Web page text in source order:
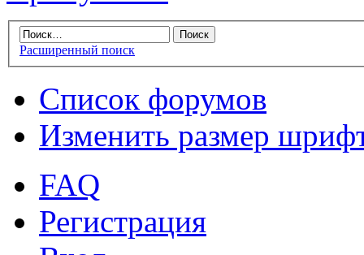
Расширенный поиск
Список форумов
Изменить размер
FAQ
Регистрация